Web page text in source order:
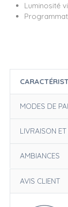
Luminosité
MODES DE
LIVRAISON
AMBIANCES
AVIS CLIENT